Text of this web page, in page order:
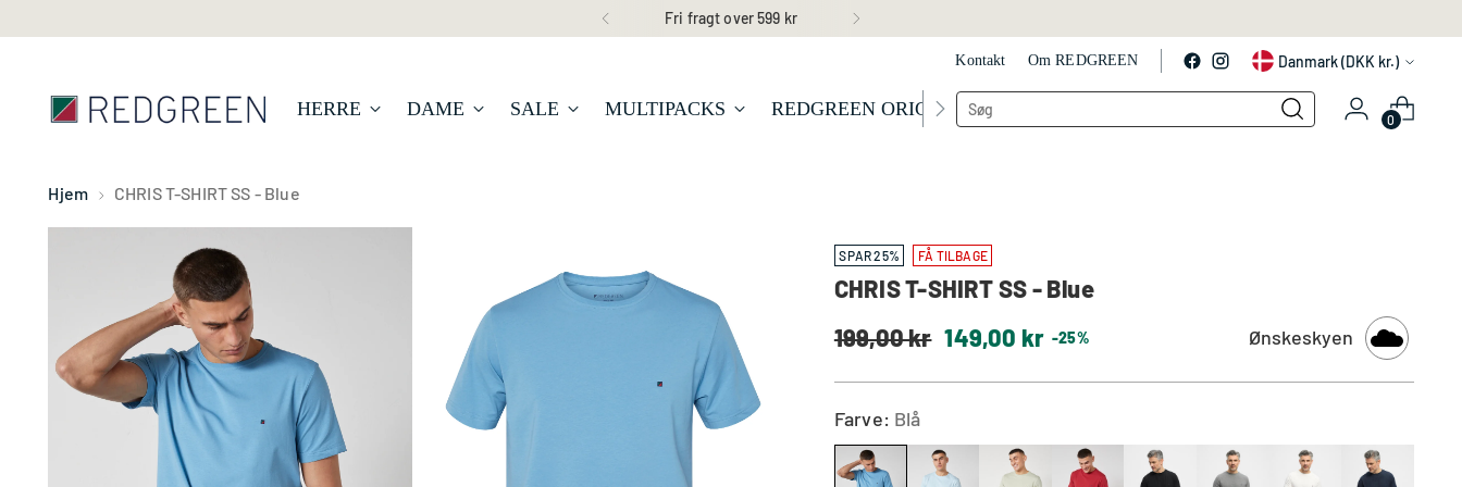
30 dages returret
Kontakt Om REDGREEN Valuta Danmark (DKK kr.)
HERRE DAME SALE MULTIPACKS REDGREEN ORIGINALS
0
Hjem CHRIS T-SHIRT SS - Blue
SPAR 25% FÅ TILBAGE
CHRIS T-SHIRT SS - Blue
Normal
199,00 kr 149,00 kr -25% Ønskeskyen
Farve: Blå